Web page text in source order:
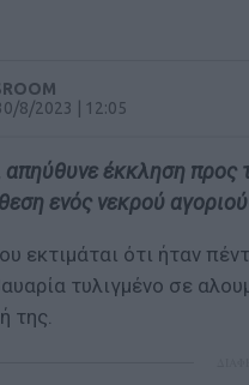
8/2023 | 12:05
απηύθυνε έκκληση προς
ενός νεκρού
εκτιμάται ότι ήταν
τυλιγμένο σε
της.